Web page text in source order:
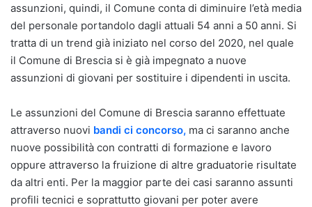
assunzioni, quindi, il Comune conta di diminuire l’età media
del personale portandolo dagli attuali 54 anni a 50 anni. Si
tratta di un trend già iniziato nel corso del 2020, nel quale
il Comune di Brescia si è già impegnato a nuove
assunzioni di giovani per sostituire i dipendenti in uscita.
Le assunzioni del Comune di Brescia saranno effettuate
attraverso nuovi bandi ci concorso, ma ci saranno anche
nuove possibilità con contratti di formazione e lavoro
oppure attraverso la fruizione di altre graduatorie risultate
da altri enti. Per la maggior parte dei casi saranno assunti
profili tecnici e soprattutto giovani per poter avere